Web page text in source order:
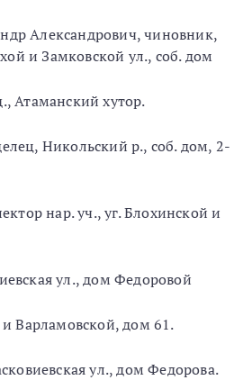
Александрович, чиновник,
и Замковской ул., соб. дом
Атаманский хутор.
Никольский р., соб. дом, 2-
нар. уч., уг. Блохинской и
ул., дом Федоровой
Варламовской, дом 61.
ул., дом Федорова.